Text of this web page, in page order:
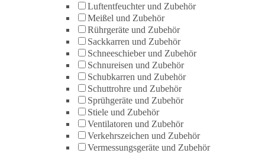
Luftentfeuchter und Zubehör
Meißel und Zubehör
Rührgeräte und Zubehör
Sackkarren und Zubehör
Schneeschieber und Zubehör
Schnureisen und Zubehör
Schubkarren und Zubehör
Schuttrohre und Zubehör
Sprühgeräte und Zubehör
Stiele und Zubehör
Ventilatoren und Zubehör
Verkehrszeichen und Zubehör
Vermessungsgeräte und Zubehör